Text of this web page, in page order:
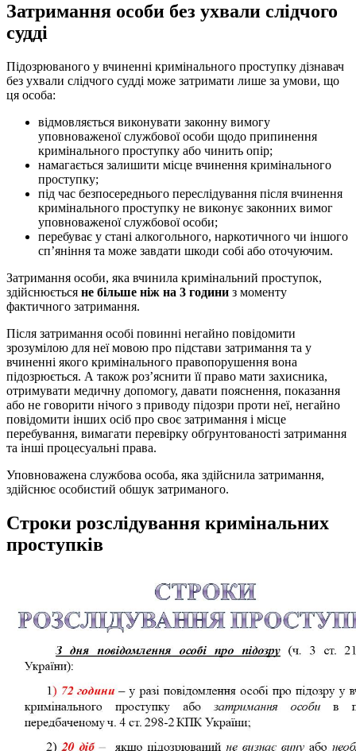
Затримання особи без ухвали слідчого
судді
Підозрюваного у вчиненні кримінального проступку дізнавач
без ухвали слідчого судді може затримати лише за умови, що
ця особа:
відмовляється виконувати законну вимогу
уповноваженої службової особи щодо припинення
кримінального проступку або чинить опір;
намагається залишити місце вчинення кримінального
проступку;
під час безпосереднього переслідування після вчинення
кримінального проступку не виконує законних вимог
уповноваженої службової особи;
перебуває у стані алкогольного, наркотичного чи іншого
сп’яніння та може завдати шкоди собі або оточуючим.
Затримання особи, яка вчинила кримінальний проступок,
здійснюється не більше ніж на 3 години з моменту
фактичного затримання.
Після затримання особі повинні негайно повідомити
зрозумілою для неї мовою про підстави затримання та у
вчиненні якого кримінального правопорушення вона
підозрюється. А також роз’яснити її право мати захисника,
отримувати медичну допомогу, давати пояснення, показання
або не говорити нічого з приводу підозри проти неї, негайно
повідомити інших осіб про своє затримання і місце
перебування, вимагати перевірку обґрунтованості затримання
та інші процесуальні права.
Уповноважена службова особа, яка здійснила затримання,
здійснює особистий обшук затриманого.
Строки розслідування кримінальних
проступків